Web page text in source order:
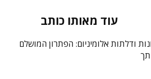
עוד מאותו כותב
ודלתות אלומיניום: הפתרון המושלם